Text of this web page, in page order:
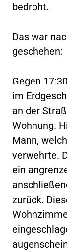
bedroht.
Das war
geschehen:
Gegen
im
an der
Wohnung.
Mann,
verwehrte.
ein
zurück.